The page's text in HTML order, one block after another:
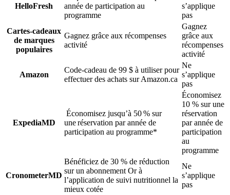
HelloFresh
année de participation au
programme
s’applique
pas
Cartes-cadeaux
de marques
populaires
Gagnez grâce aux récompenses
activité
Gagnez
grâce aux
récompenses
activité
Amazon
Code-cadeau de 99 $ à utiliser pour
effectuer des achats sur Amazon.ca
Ne
s’applique
pas
ExpediaMD
Économisez jusqu’à 50 % sur
une réservation par année de
participation au programme*
Économisez
10 % sur une
réservation
par année de
participation
au
programme
CronometerMD
Bénéficiez de 30 % de réduction
sur un abonnement Or à
l’application de suivi nutritionnel la
mieux cotée
Ne
s’applique
pas